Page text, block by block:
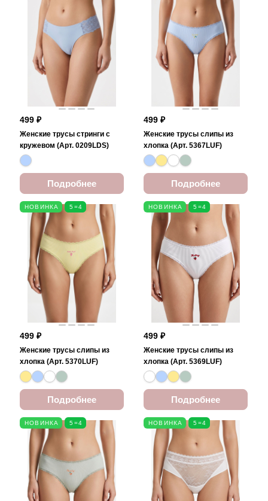
499 ₽
Женские трусы стринги с
кружевом (Арт. 0209LDS)
Подробнее
499 ₽
Женские трусы слипы из
хлопка (Арт. 5367LUF)
Подробнее
НОВИНКА 5=4
499 ₽
Женские трусы слипы из
хлопка (Арт. 5370LUF)
Подробнее
НОВИНКА 5=4
499 ₽
Женские трусы слипы из
хлопка (Арт. 5369LUF)
Подробнее
НОВИНКА 5=4 НОВИНКА 5=4